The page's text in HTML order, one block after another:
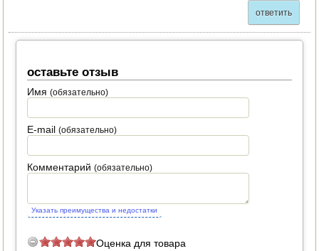
ответить
оставьте отзыв
Имя(обязательно)
E-mail(обязательно)
Комментарий(обязательно)
Указать преимущества и недостатки
Оценка для товара